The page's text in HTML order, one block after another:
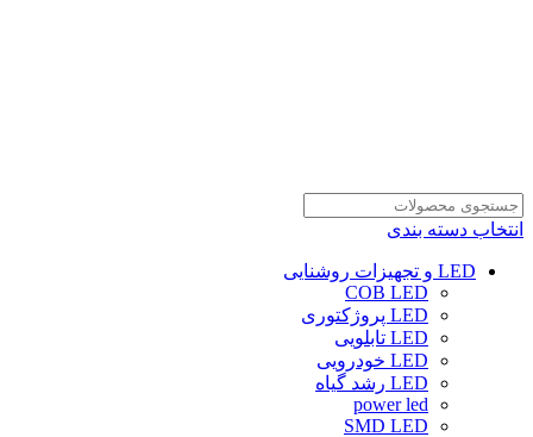
انتخاب دسته بندی
LED و تجهیزات روشنایی
COB LED
LED پروژکتوری
LED تابلویی
LED خودرویی
LED رشد گیاه
power led
SMD LED